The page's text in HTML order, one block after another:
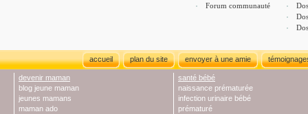
Forum communauté
accueil plan du site envoyer à une amie
devenir maman
blog jeune maman
jeunes mamans
maman ado
santé bébé
naissance prématurée
infection urinaire bébé
prématuré